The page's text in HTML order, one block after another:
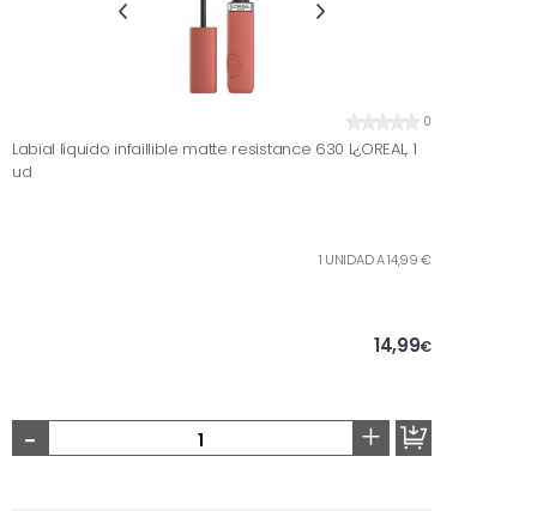
0
Labial líquido infaillible matte resistance 630 L¿OREAL, 1
ud
1 UNIDAD A 14,99 €
14,99€
- +